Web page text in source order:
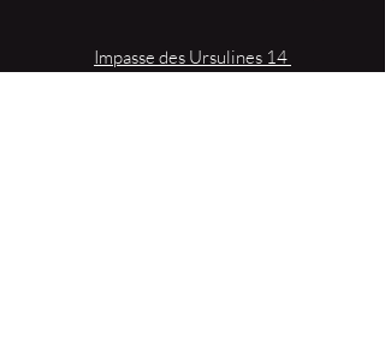
Impasse des Ursulines 14